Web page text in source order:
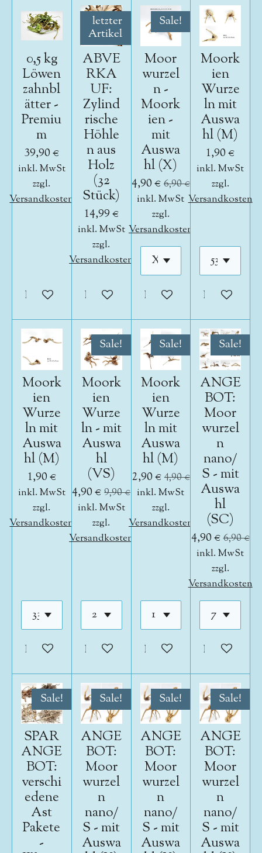
0,5 kg
Löwen
zahnbl
ätter -
Premiu
m
39,90 €
inkl. MwSt
zzgl.
Versandkosten
In den Warenkorb
letzter
Artikel
ABVE
RKA
UF:
Zylind
rische
Höhle
n aus
Holz
(32
Stück)
14,99 €
inkl. MwSt
zzgl.
Versandkosten
In den Warenkorb
Sale!
Moor
wurzel
n -
Moork
ien -
mit
Auswa
hl (X)
4,90 € 6,90 €
inkl. MwSt
zzgl.
Versandkosten
In den Warenkorb
Moork
ien
Wurze
ln mit
Auswa
hl (M)
1,90 €
inkl. MwSt
zzgl.
Versandkosten
In den
Moork
ien
Wurze
ln mit
Auswa
hl (M)
1,90 €
inkl. MwSt
zzgl.
Versandkosten
In den Warenkorb
Sale!
Moork
ien
Wurze
ln - mit
Auswa
hl
(VS)
4,90 € 9,90 €
inkl. MwSt
zzgl.
Versandkosten
In den Warenkorb
Sale!
Moork
ien
Wurze
ln mit
Auswa
hl (M)
2,90 € 4,90 €
inkl. MwSt
zzgl.
Versandkosten
In den Warenkorb
Sale!
ANGE
BOT:
Moor
wurzel
n
nano/
S - mit
Auswa
hl
(SC)
4,90 €6,90 €
inkl. MwSt
zzgl.
Versandkosten
In den
Sale!
SPAR
ANGE
BOT:
verschi
edene
Ast
Pakete
-
Sale!
ANGE
BOT:
Moor
wurzel
n
nano/
S - mit
Auswa
Sale!
ANGE
BOT:
Moor
wurzel
n
nano/
S - mit
Auswa
Sale!
ANGE
BOT:
Moor
wurzel
n
nano/
S - mit
Auswa